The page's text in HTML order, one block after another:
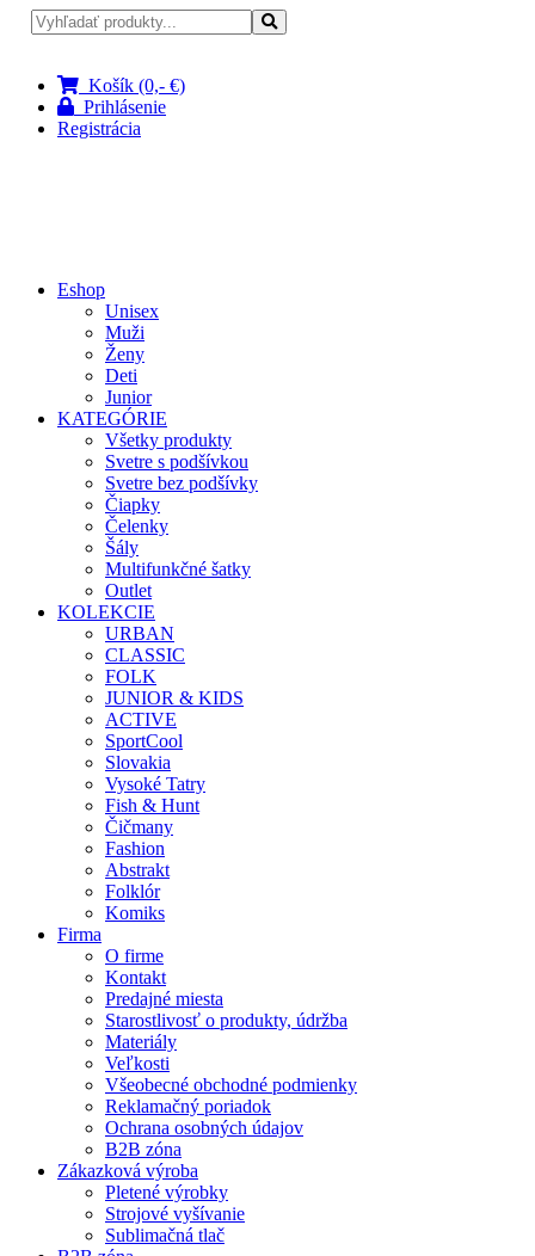
Košík (0,- €)
Prihlásenie
Registrácia
Eshop
Unisex
Muži
Ženy
Deti
Junior
KATEGÓRIE
Všetky produkty
Svetre s podšívkou
Svetre bez podšívky
Čiapky
Čelenky
Šály
Multifunkčné šatky
Outlet
KOLEKCIE
URBAN
CLASSIC
FOLK
JUNIOR & KIDS
ACTIVE
SportCool
Slovakia
Vysoké Tatry
Fish & Hunt
Čičmany
Fashion
Abstrakt
Folklór
Komiks
Firma
O firme
Kontakt
Predajné miesta
Starostlivosť o produkty, údržba
Materiály
Veľkosti
Všeobecné obchodné podmienky
Reklamačný poriadok
Ochrana osobných údajov
B2B zóna
Zákazková výroba
Pletené výrobky
Strojové vyšívanie
Sublimačná tlač